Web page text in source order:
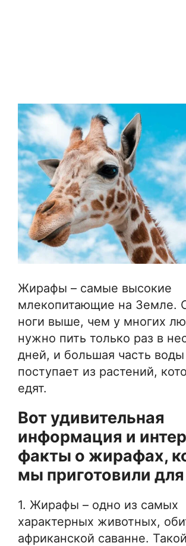
Жирафы – самые высокие
млекопитающие на Земле.
ноги выше, чем у многих
нужно пить только раз в
дней, и большая часть воды
поступает из растений,
едят.
Вот удивительная
информация и
факты о жирафах,
мы приготовили
1. Жирафы – одно из самых
характерных животных,
африканской саванне.